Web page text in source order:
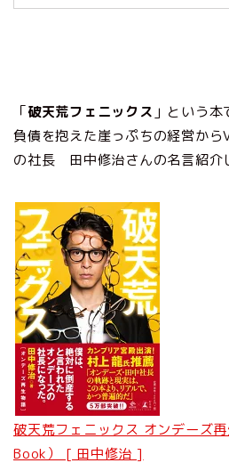
「破天荒フェニックス 」という
負債を抱えた崖っぷちの経営から
の社長 田中修治さんの名言紹介
破天荒フェニックス オンデーズ
Book） [ 田中修治 ]